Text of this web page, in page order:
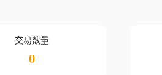
交易数量
0